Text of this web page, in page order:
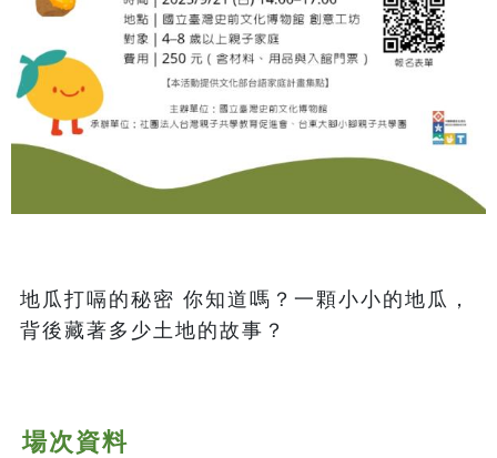
地瓜打嗝的秘密 你知道嗎？一顆小小的地瓜，
背後藏著多少土地的故事？
場次資料